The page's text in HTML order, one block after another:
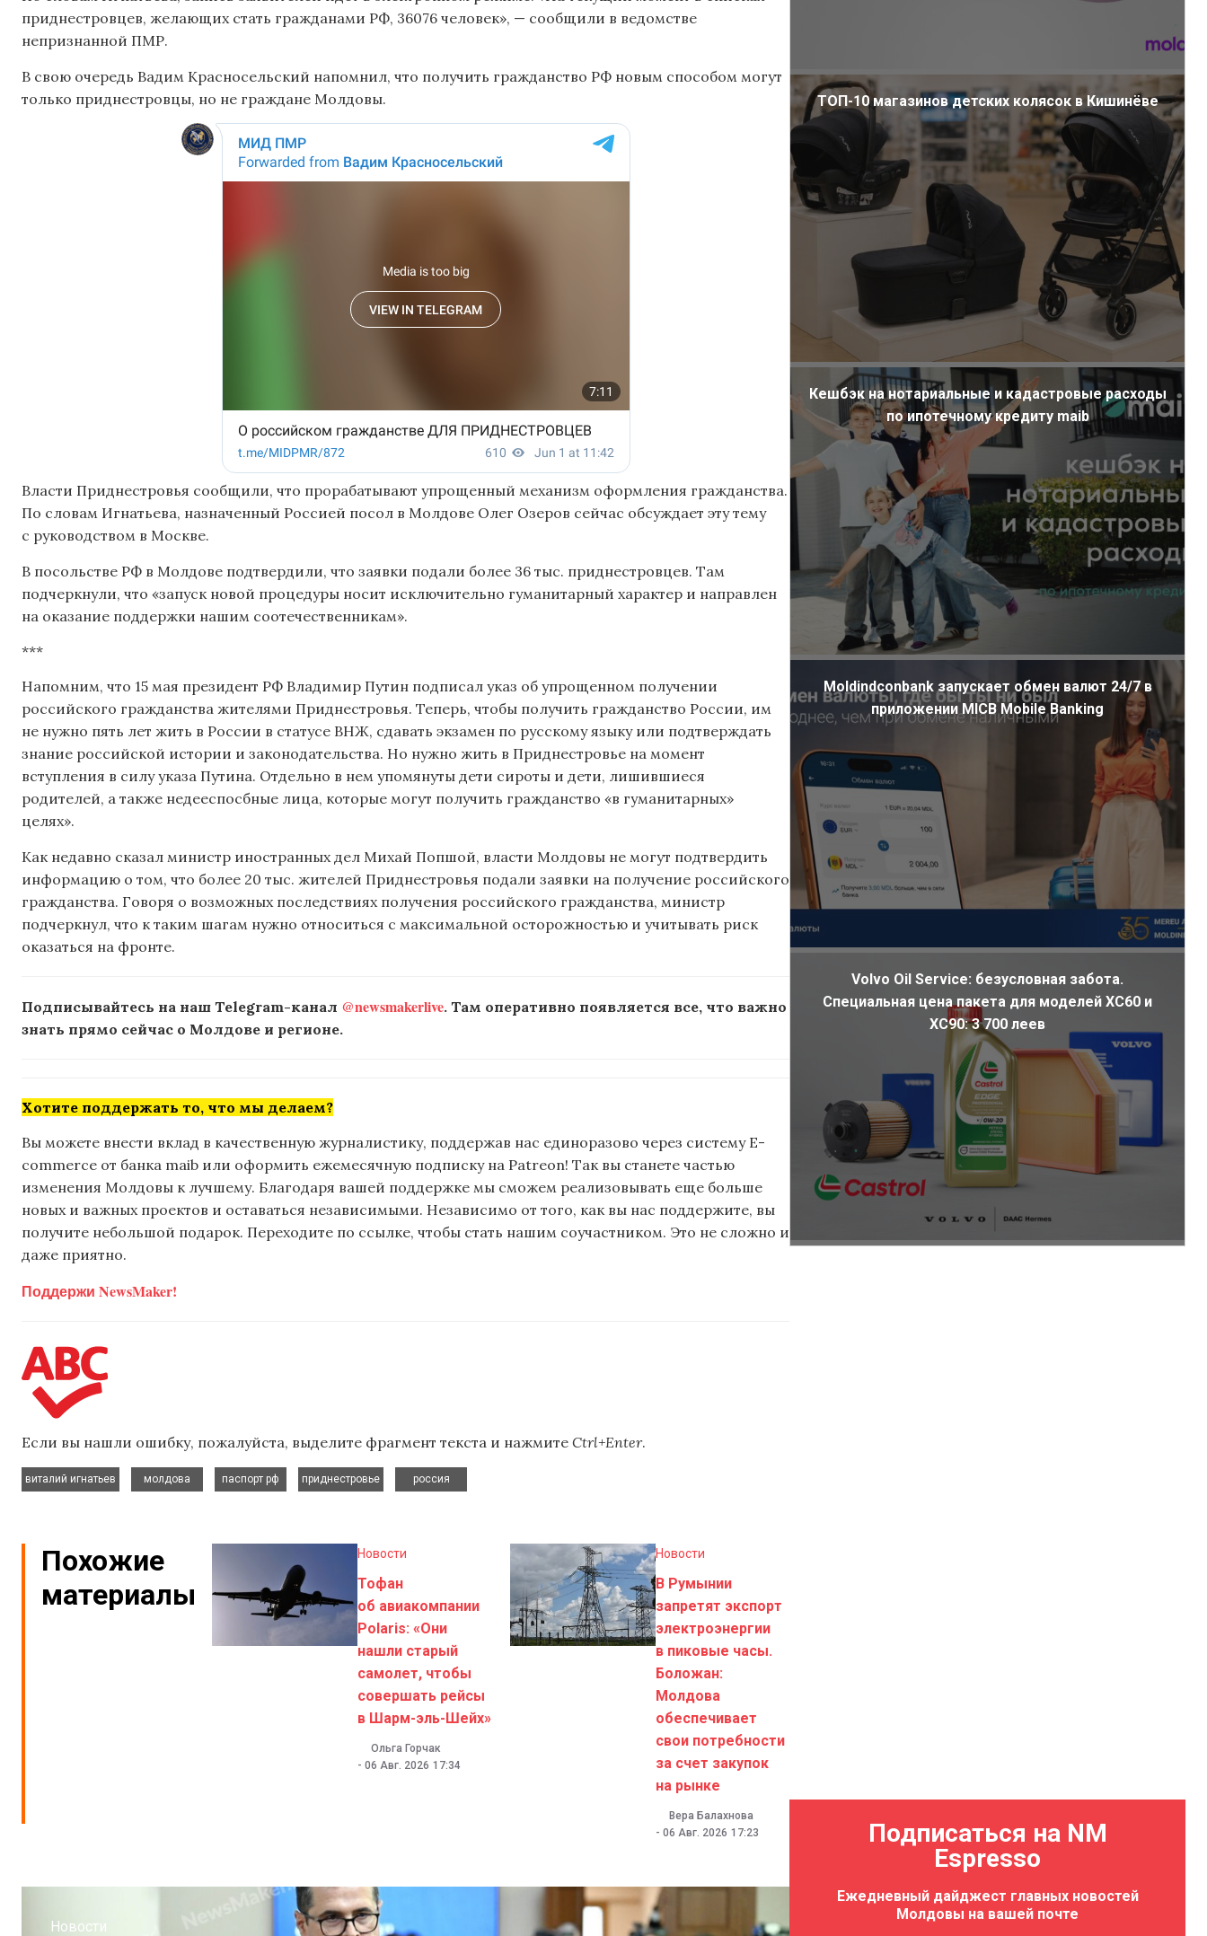
приднестровцев, желающих стать гражданами РФ, 36076 человек», — сообщили в ведомстве
непризнанной ПМР.
В свою очередь Вадим Красносельский напомнил, что получить гражданство РФ новым способом могут
только приднестровцы, но не граждане Молдовы.
Власти Приднестровья сообщили, что прорабатывают упрощенный механизм оформления гражданства.
По словам Игнатьева, назначенный Россией посол в Молдове Олег Озеров сейчас обсуждает эту тему
с руководством в Москве.
В посольстве РФ в Молдове подтвердили, что заявки подали более 36 тыс. приднестровцев. Там
подчеркнули, что «запуск новой процедуры носит исключительно гуманитарный характер и направлен
на оказание поддержки нашим соотечественникам».
***
Напомним, что 15 мая президент РФ Владимир Путин подписал указ об упрощенном получении
российского гражданства жителями Приднестровья. Теперь, чтобы получить гражданство России, им
не нужно пять лет жить в России в статусе ВНЖ, сдавать экзамен по русскому языку или подтверждать
знание российской истории и законодательства. Но нужно жить в Приднестровье на момент
вступления в силу указа Путина. Отдельно в нем упомянуты дети сироты и дети, лишившиеся
родителей, а также недееспосбные лица, которые могут получить гражданство «в гуманитарных»
целях».
Как недавно сказал министр иностранных дел Михай Попшой, власти Молдовы не могут подтвердить
информацию о том, что более 20 тыс. жителей Приднестровья подали заявки на получение российского
гражданства. Говоря о возможных последствиях получения российского гражданства, министр
подчеркнул, что к таким шагам нужно относиться с максимальной осторожностью и учитывать риск
оказаться на фронте.
Подписывайтесь на наш Telegram-канал @newsmakerlive. Там оперативно появляется все, что важно
знать прямо сейчас о Молдове и регионе.
Хотите поддержать то, что мы делаем?
Вы можете внести вклад в качественную журналистику, поддержав нас единоразово через систему E-
commerce от банка maib или оформить ежемесячную подписку на Patreon! Так вы станете частью
изменения Молдовы к лучшему. Благодаря вашей поддержке мы сможем реализовывать еще больше
новых и важных проектов и оставаться независимыми. Независимо от того, как вы нас поддержите, вы
получите небольшой подарок. Переходите по ссылке, чтобы стать нашим соучастником. Это не сложно и
даже приятно.
Поддержи NewsMaker!
Если вы нашли ошибку, пожалуйста, выделите фрагмент текста и нажмите Ctrl+Enter.
виталий игнатьев
молдова
паспорт рф
приднестровье
россия
Похожие
материалы
Новости
Тофан
об авиакомпании
Polaris: «Они
нашли старый
самолет, чтобы
совершать рейсы
в Шарм-эль-Шейх»
Ольга Горчак
- 06 Авг. 2026 17:34
Новости
В Румынии
запретят экспорт
электроэнергии
в пиковые часы.
Боложан:
Молдова
обеспечивает
свои потребности
за счет закупок
на рынке
Вера Балахнова
- 06 Авг. 2026 17:23
Новости
ТОП-10 магазинов детских колясок в Кишинёве
Кешбэк на нотариальные и кадастровые расходы
по ипотечному кредиту maib
Moldindconbank запускает обмен валют 24/7 в
приложении MICB Mobile Banking
Volvo Oil Service: безусловная забота.
Специальная цена пакета для моделей XC60 и
XC90: 3 700 леев
Подписаться на NM
Espresso
Ежедневный дайджест главных новостей
Молдовы на вашей почте